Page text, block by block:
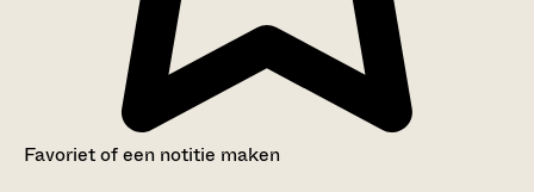
Favoriet of een notitie maken